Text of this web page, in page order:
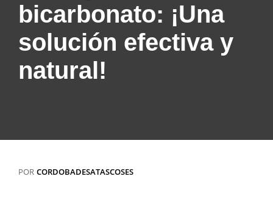
bicarbonato: ¡Una
solución efectiva y
natural!
POR CORDOBADESATASCOSES